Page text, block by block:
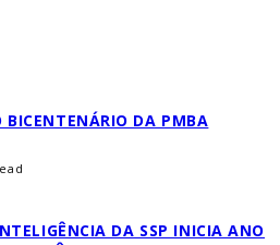
DA PMBA
DA SSP INICIA ANO